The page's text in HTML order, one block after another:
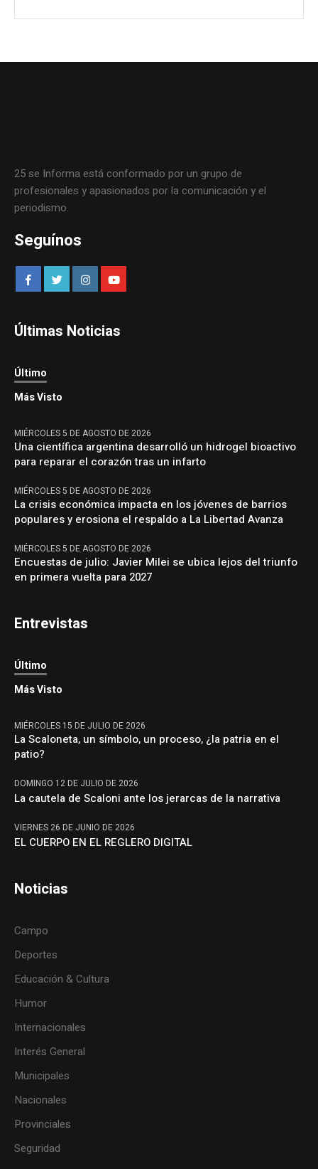
25 se Informa está conformado por un grupo de
profesionales y apasionados por la comunicación y el
periodismo.
Seguínos
Últimas Noticias
Último
Más Visto
MIÉRCOLES 5 DE AGOSTO DE 2026
Una científica argentina desarrolló un hidrogel bioactivo
para reparar el corazón tras un infarto
MIÉRCOLES 5 DE AGOSTO DE 2026
La crisis económica impacta en los jóvenes de barrios
populares y erosiona el respaldo a La Libertad Avanza
MIÉRCOLES 5 DE AGOSTO DE 2026
Encuestas de julio: Javier Milei se ubica lejos del triunfo
en primera vuelta para 2027
Entrevistas
Último
Más Visto
MIÉRCOLES 15 DE JULIO DE 2026
La Scaloneta, un símbolo, un proceso, ¿la patria en el
patio?
DOMINGO 12 DE JULIO DE 2026
La cautela de Scaloni ante los jerarcas de la narrativa
VIERNES 26 DE JUNIO DE 2026
EL CUERPO EN EL REGLERO DIGITAL
Noticias
Campo
Deportes
Educación & Cultura
Humor
Internacionales
Interés General
Municipales
Nacionales
Provinciales
Seguridad